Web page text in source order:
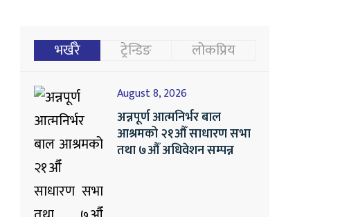
भर्खरै ट्रेन्डिङ लोकप्रिय
August 8, 2026
अन्नपूर्ण आत्मनिर्भर बाल
आश्रमको २१औँ साधारण सभा
तथा ७औँ अधिवेशन सम्पन्न